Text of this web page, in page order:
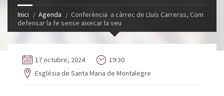
Inici Agenda
Conferència a càrrec de Lluís Carreras, Com
defensar la fe sense aixecar la veu
17 octubre, 2024
19:30
Església de Santa Maria de Montalegre